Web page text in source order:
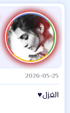
2026-05-25
الغزل♥️